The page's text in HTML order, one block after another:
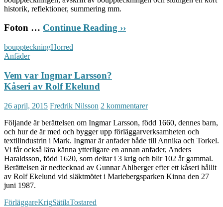
historik, reflektioner, summering mm.
Foton … Continue Reading ››
bouppteckningHorred
Anfäder
Vem var Ingmar Larsson?
Kåseri av Rolf Ekelund
26 april, 2015 Fredrik Nilsson 2 kommentarer
Följande är berättelsen om Ingmar Larsson, född 1660, dennes barn,
och hur de är med och bygger upp förläggarverksamheten och
textilindustrin i Mark. Ingmar är anfader både till Annika och Torkel.
Vi får också lära känna ytterligare en annan anfader, Anders
Haraldsson, född 1620, som deltar i 3 krig och blir 102 år gammal.
Berättelsen är nedtecknad av Gunnar Ahlberger efter ett kåseri hållit
av Rolf Ekelund vid släktmötet i Mariebergsparken Kinna den 27
juni 1987.
FörläggareKrigSätilaTostared